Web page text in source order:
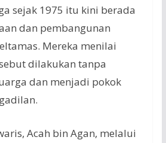
sejak 1975 itu kini berada
dan pembangunan
Mereka menilai
dilakukan tanpa
dan menjadi pokok
Acah bin Agan, melalui